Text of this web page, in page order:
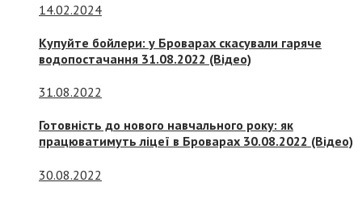
14.02.2024
Купуйте бойлери: у Броварах скасували гаряче
водопостачання 31.08.2022 (Відео)
31.08.2022
Готовність до нового навчального року: як
працюватимуть ліцеї в Броварах 30.08.2022 (Відео)
30.08.2022